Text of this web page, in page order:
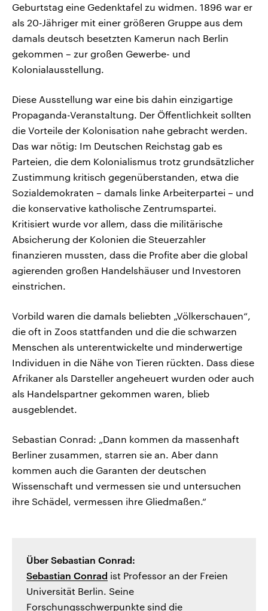
Geburtstag eine Gedenktafel zu widmen. 1896 war er
als 20-Jähriger mit einer größeren Gruppe aus dem
damals deutsch besetzten Kamerun nach Berlin
gekommen – zur großen Gewerbe- und
Kolonialausstellung.
Diese Ausstellung war eine bis dahin einzigartige
Propaganda-Veranstaltung. Der Öffentlichkeit sollten
die Vorteile der Kolonisation nahe gebracht werden.
Das war nötig: Im Deutschen Reichstag gab es
Parteien, die dem Kolonialismus trotz grundsätzlicher
Zustimmung kritisch gegenüberstanden, etwa die
Sozialdemokraten – damals linke Arbeiterpartei – und
die konservative katholische Zentrumspartei.
Kritisiert wurde vor allem, dass die militärische
Absicherung der Kolonien die Steuerzahler
finanzieren mussten, dass die Profite aber die global
agierenden großen Handelshäuser und Investoren
einstrichen.
Vorbild waren die damals beliebten „Völkerschauen“,
die oft in Zoos stattfanden und die die schwarzen
Menschen als unterentwickelte und minderwertige
Individuen in die Nähe von Tieren rückten. Dass diese
Afrikaner als Darsteller angeheuert wurden oder auch
als Handelspartner gekommen waren, blieb
ausgeblendet.
Sebastian Conrad: „Dann kommen da massenhaft
Berliner zusammen, starren sie an. Aber dann
kommen auch die Garanten der deutschen
Wissenschaft und vermessen sie und untersuchen
ihre Schädel, vermessen ihre Gliedmaßen.“
Über Sebastian Conrad:
Sebastian Conrad ist Professor an der Freien
Universität Berlin. Seine
Forschungsschwerpunkte sind die